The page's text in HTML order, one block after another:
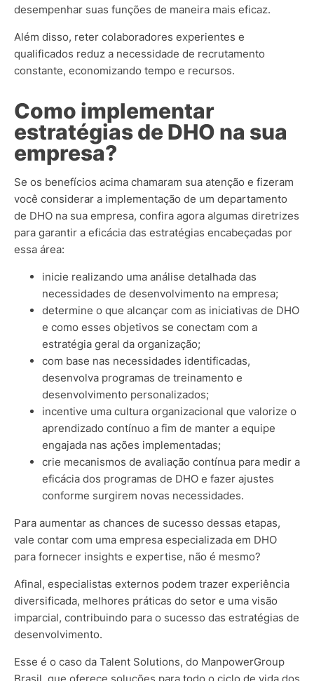
desempenhar suas funções de maneira mais eficaz.
Além disso, reter colaboradores experientes e
qualificados reduz a necessidade de recrutamento
constante, economizando tempo e recursos.
Como implementar
estratégias de DHO na sua
empresa?
Se os benefícios acima chamaram sua atenção e fizeram
você considerar a implementação de um departamento
de DHO na sua empresa, confira agora algumas diretrizes
para garantir a eficácia das estratégias encabeçadas por
essa área:
inicie realizando uma análise detalhada das
necessidades de desenvolvimento na empresa;
determine o que alcançar com as iniciativas de DHO
e como esses objetivos se conectam com a
estratégia geral da organização;
com base nas necessidades identificadas,
desenvolva programas de treinamento e
desenvolvimento personalizados;
incentive uma cultura organizacional que valorize o
aprendizado contínuo a fim de manter a equipe
engajada nas ações implementadas;
crie mecanismos de avaliação contínua para medir a
eficácia dos programas de DHO e fazer ajustes
conforme surgirem novas necessidades.
Para aumentar as chances de sucesso dessas etapas,
vale contar com uma empresa especializada em DHO
para fornecer insights e expertise, não é mesmo?
Afinal, especialistas externos podem trazer experiência
diversificada, melhores práticas do setor e uma visão
imparcial, contribuindo para o sucesso das estratégias de
desenvolvimento.
Esse é o caso da Talent Solutions, do ManpowerGroup
Brasil, que oferece soluções para todo o ciclo de vida dos